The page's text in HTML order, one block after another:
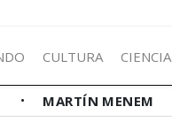
CULTURA CIENCIA
MARTÍN MENEM